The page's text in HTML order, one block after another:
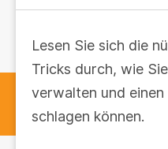
Lesen Sie sich die
Tricks durch, wie
verwalten und
schlagen können.